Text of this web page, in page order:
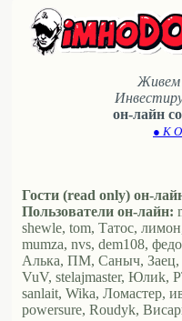
Живем
он-лайн
● К
Гости (read only) он-
Пользователи он-лайн:
shewle, tom, Татос,
mumza, nvs, dem108,
Алька, ПМ, Саныч, Заец,
VuV, stelajmaster, Юлиk,
sanlait, Wika, Ломастер,
powersure, Roudyk,